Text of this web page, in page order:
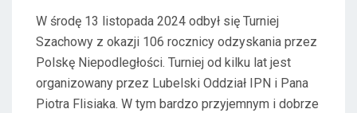
W środę 13 listopada 2024 odbył się Turniej
Szachowy z okazji 106 rocznicy odzyskania przez
Polskę Niepodległości. Turniej od kilku lat jest
organizowany przez Lubelski Oddział IPN i Pana
Piotra Flisiaka. W tym bardzo przyjemnym i dobrze